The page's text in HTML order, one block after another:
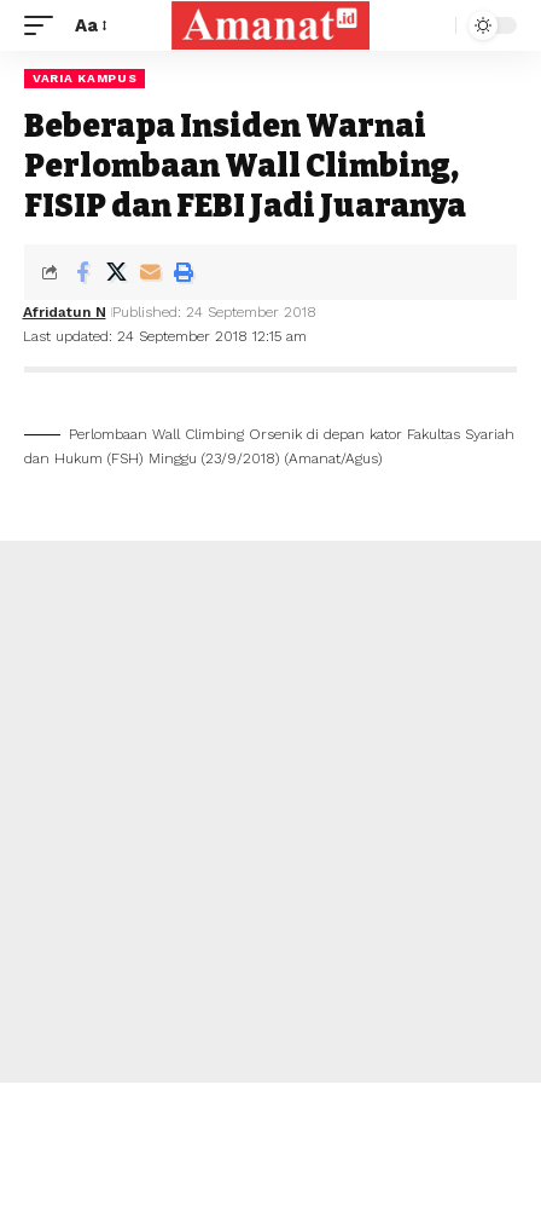
Aa
VARIA KAMPUS
Beberapa Insiden Warnai
Perlombaan Wall Climbing,
FISIP dan FEBI Jadi Juaranya
Last updated: 24 September 2018 12:15 am
Afridatun N Published: 24 September 2018
Perlombaan Wall Climbing Orsenik di depan kator Fakultas Syariah
dan Hukum (FSH) Minggu (23/9/2018) (Amanat/Agus)